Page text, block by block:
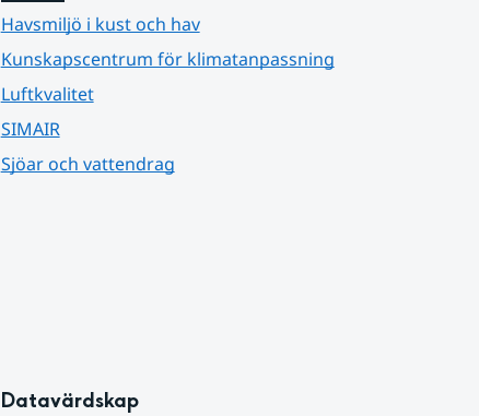
Havsmiljö i kust och hav
Kunskapscentrum för klimatanpassning
Luftkvalitet
SIMAIR
Sjöar och vattendrag
Datavärdskap